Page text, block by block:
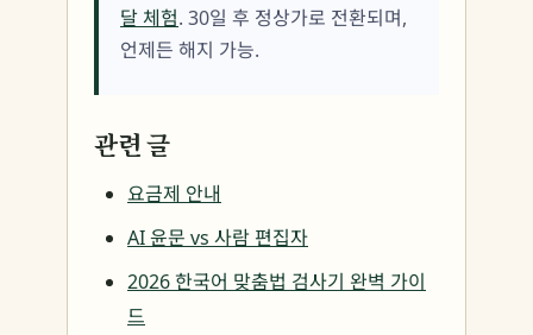
달 체험. 30일 후 정상가로 전환되며,
언제든 해지 가능.
관련 글
요금제 안내
AI 윤문 vs 사람 편집자
2026 한국어 맞춤법 검사기 완벽 가이
드